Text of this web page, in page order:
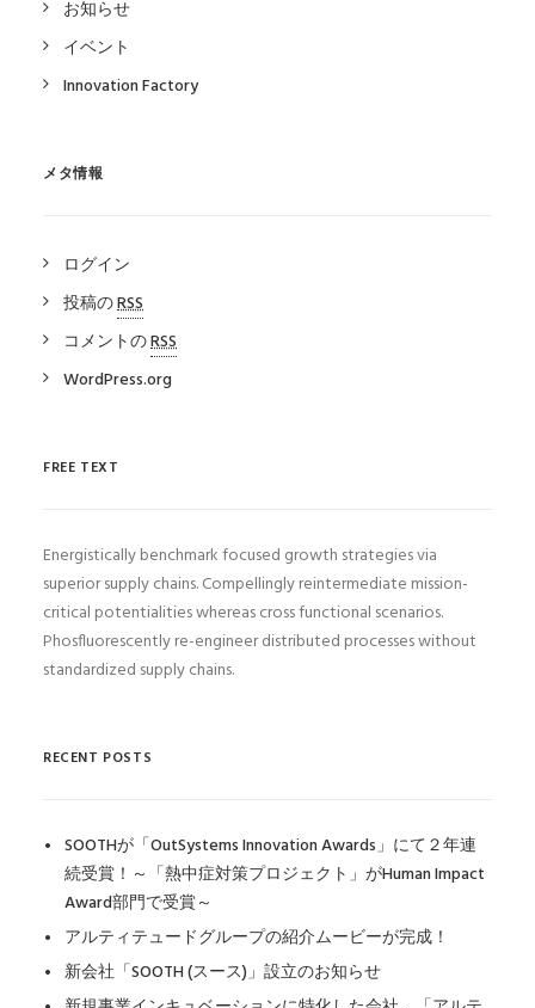
お知らせ
イベント
Innovation Factory
メタ情報
ログイン
投稿のRSS
コメントのRSS
WordPress.org
FREE TEXT
Energistically benchmark focused growth strategies via
superior supply chains. Compellingly reintermediate mission-
critical potentialities whereas cross functional scenarios.
Phosfluorescently re-engineer distributed processes without
standardized supply chains.
RECENT POSTS
SOOTHが「OutSystems Innovation Awards」にて２年連
続受賞！～「熱中症対策プロジェクト」がHuman Impact
Award部門で受賞～
アルティテュードグループの紹介ムービーが完成！
新会社「SOOTH (スース)」設立のお知らせ